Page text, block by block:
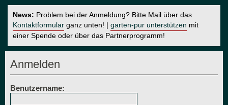
News: Problem bei der Anmeldung? Bitte Mail über das
Kontaktformular ganz unten! | garten-pur unterstützen mit
einer Spende oder über das Partnerprogramm!
Anmelden
Benutzername: